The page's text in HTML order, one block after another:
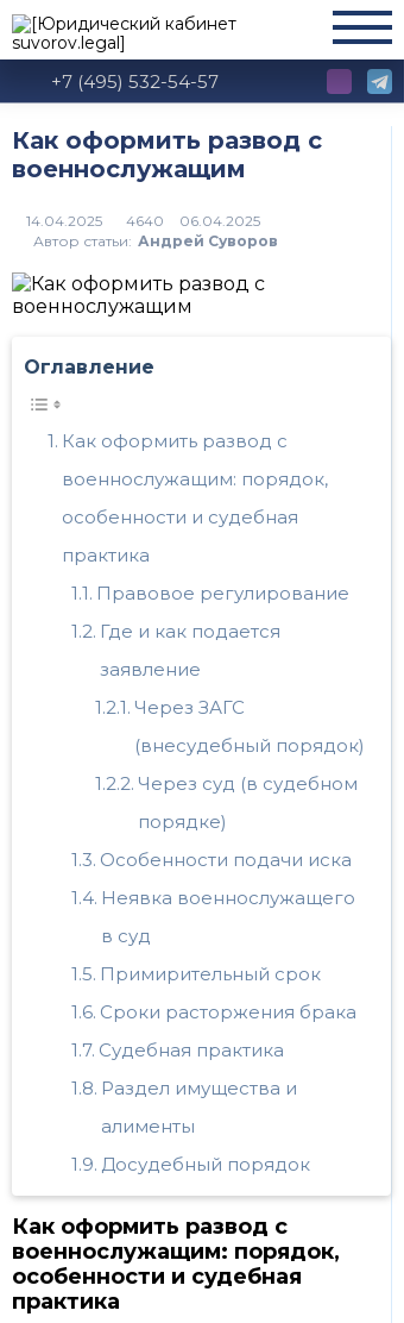
+7 (495) 532-54-57
Как оформить развод с
военнослужащим
4640
Автор статьи: Андрей Суворов
Оглавление
Как оформить развод с
военнослужащим: порядок,
особенности и судебная
практика
Правовое регулирование
Где и как подается
заявление
Через ЗАГС
(внесудебный порядок)
Через суд (в судебном
порядке)
Особенности подачи иска
Неявка военнослужащего
в суд
Примирительный срок
Сроки расторжения брака
Судебная практика
Раздел имущества и
алименты
Досудебный порядок
Как оформить развод с
военнослужащим: порядок,
особенности и судебная
практика